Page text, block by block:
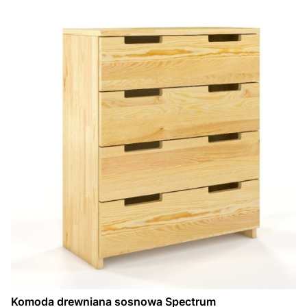
Komoda drewniana sosnowa Spectrum